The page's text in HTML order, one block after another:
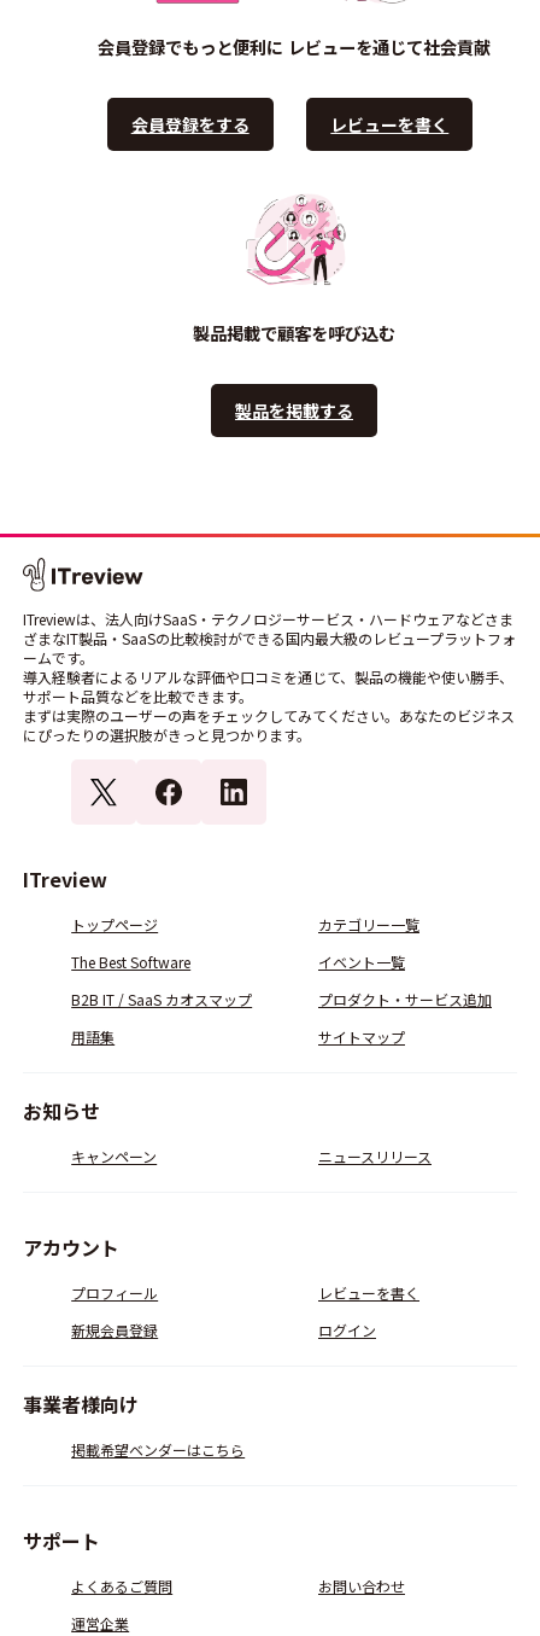
会員登録でもっと便利に
会員登録をする
レビューを通じて社会貢献
レビューを書く
製品掲載で顧客を呼び込む
製品を掲載する
ITreviewは、法人向けSaaS・テクノロジーサービス・ハードウェアなどさま
ざまなIT製品・SaaSの比較検討ができる国内最大級のレビュープラットフォ
ームです。
導入経験者によるリアルな評価や口コミを通じて、製品の機能や使い勝手、
サポート品質などを比較できます。
まずは実際のユーザーの声をチェックしてみてください。あなたのビジネス
にぴったりの選択肢がきっと見つかります。
ITreview
トップページ
カテゴリー一覧
The Best Software
イベント一覧
B2B IT / SaaS カオスマップ
プロダクト・サービス追加
用語集
サイトマップ
お知らせ
キャンペーン ニュースリリース
アカウント
プロフィール
レビューを書く
新規会員登録
ログイン
事業者様向け
掲載希望ベンダーはこちら
サポート
よくあるご質問
お問い合わせ
運営企業